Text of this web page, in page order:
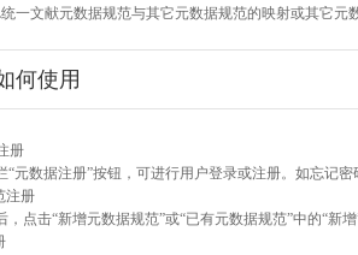
一文献元数据规范与其它元数据规范的映射或其它元
何使用
册
“元数据注册”按钮，可进行用户登录或注册。如忘记
注册
，点击“新增元数据规范”或“已有元数据规范”中的“新